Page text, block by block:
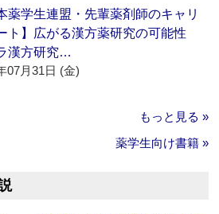
薬学生連盟・先輩薬剤師のキャリ
ト】広がる漢方薬研究の可能性
漢方研究…
07月31日 (金)
もっと見る »
薬学生向け書籍 »